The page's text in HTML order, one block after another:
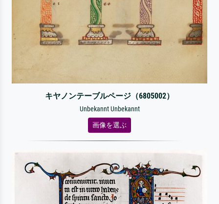
キヤノンテーブルページ（6805002）
Unbekannt Unbekannt
画像を選ぶ